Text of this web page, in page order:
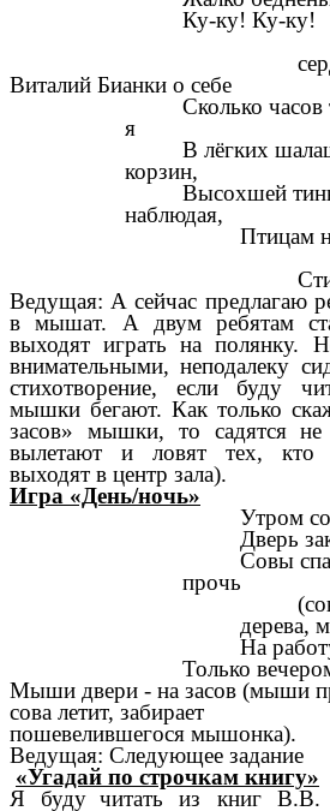
Ку-ку! Ку-ку!
Виталий Бианки о себе
Сколько
я
В лёгких
корзин,
Высохшей
наблюдая,
Птицам
Ведущая: А сейчас предлагаю
в мышат. А двум ребятам
выходят играть на полянку.
внимательными, неподалеку
стихотворение, если буду
мышки бегают. Как только
засов» мышки, то садятся
вылетают и ловят тех, кто
выходят в центр зала).
Игра «День/ночь»
Утром
Дверь
Совы
прочь
дерева,
На
Только
Мыши двери - на засов (мыши
сова летит, забирает
пошевелившегося мышонка).
Ведущая: Следующее задание
«Угадай по строчкам книгу»
Я буду читать из книг В.В.